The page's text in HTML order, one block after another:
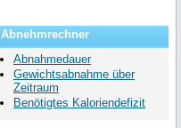
Abnehmrechner
Abnahmedauer
Gewichtsabnahme über
Zeitraum
Benötigtes Kaloriendefizit